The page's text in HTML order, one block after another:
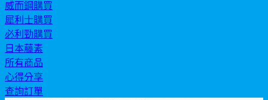
威而鋼購買
犀利士購買
必利勁購買
日本藤素
所有商品
心得分享
查詢訂單